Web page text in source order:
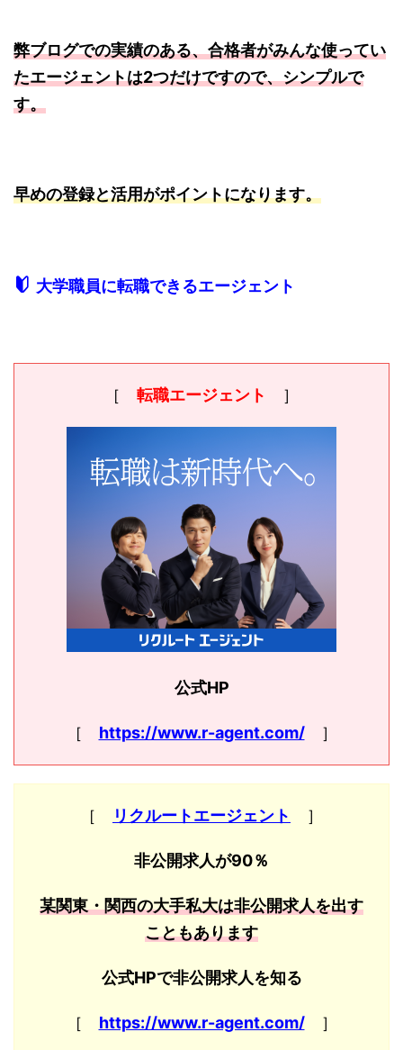
弊ブログでの実績のある、合格者がみんな使ってい
たエージェントは2つだけですので、シンプルで
す。
早めの登録と活用がポイントになります。
大学職員に転職できるエージェント
［ 転職エージェント ］
公式HP
［ https://www.r-agent.com/］
［ リクルートエージェント ］
非公開求人が90％
某関東・関西の大手私大は非公開求人を出す
こともあります
公式HPで非公開求人を知る
［ https://www.r-agent.com/］